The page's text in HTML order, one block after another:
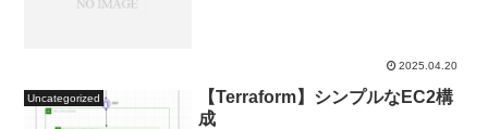
2025.04.20
Uncategorized
【Terraform】シンプルなEC2構
成